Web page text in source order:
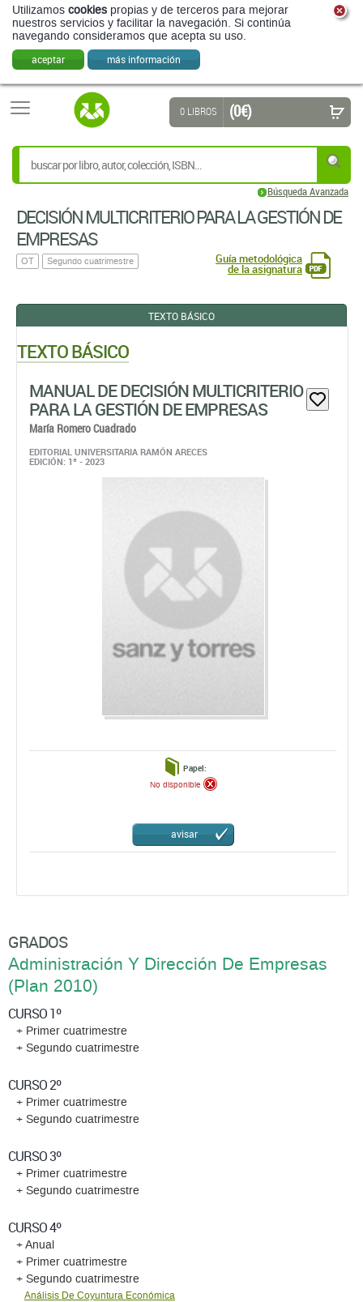
Utilizamos cookies propias y de terceros para mejorar
nuestros servicios y facilitar la navegación. Si continúa
navegando consideramos que acepta su uso.
aceptar más información
Búsqueda Avanzada
0 LIBROS (0 €)
DECISIÓN MULTICRITERIO PARA LA GESTIÓN DE
EMPRESAS
OT Segundo cuatrimestre Guía metodológica
de la asignatura
TEXTO BÁSICO
TEXTO BÁSICO
MANUAL DE DECISIÓN MULTICRITERIO
PARA LA GESTIÓN DE EMPRESAS
María Romero Cuadrado
EDITORIAL UNIVERSITARIA RAMÓN ARECES
EDICIÓN: 1ª - 2023
Papel:
No disponible
avisar
GRADOS
Administración Y Dirección De Empresas
(Plan 2010)
CURSO 1º
+ Primer cuatrimestre
+ Segundo cuatrimestre
CURSO 2º
+ Primer cuatrimestre
+ Segundo cuatrimestre
CURSO 3º
+ Primer cuatrimestre
+ Segundo cuatrimestre
CURSO 4º
+ Anual
+ Primer cuatrimestre
+ Segundo cuatrimestre
Análisis De Coyuntura Económica